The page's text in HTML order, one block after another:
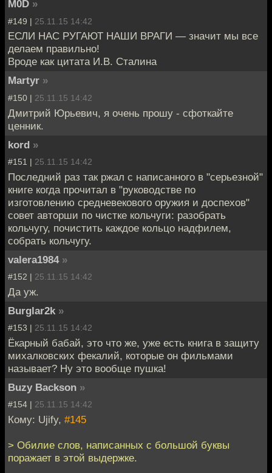
M0D »
#149 | 25.11.15 14:42
ЕСЛИ НАС РУГАЮТ НАШИ ВРАГИ — значит мы все
делаем правильно!
Вроде как цитата И.В. Сталина
Martyr »
#150 | 25.11.15 14:42
Дмитрий Юрьевич, я очень прошу - сфоткайте
ценник.
kord »
#151 | 25.11.15 14:42
Последний раз так ржал с написанного в "серьезной"
книге когда прочитал в "руководстве по
изготовлению средневекового оружия и доспехов"
совет авторши по чистке кольчуги: разобрать
кольчугу, почистить каждое кольцо надфилем,
собрать кольчугу.
valera1984 »
#152 | 25.11.15 14:42
Да уж.
Burglar2k »
#153 | 25.11.15 14:42
Ёкарный бабай, это что же, уже есть книга в защиту
михалковских фекалий, которые он фильмами
называет? Ну это вообще пушка!
Buzy Backson »
#154 | 25.11.15 14:42
Кому: Ujify, #145
> Обилие слов, написанных с большой буквы
поражает в этой выдержке.